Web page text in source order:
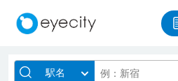
駅名